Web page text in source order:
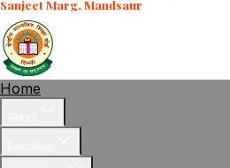
Sanjeet Marg, Mandsaur
Home